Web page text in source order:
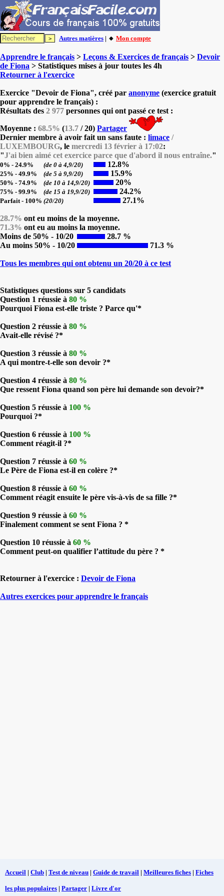
Autres matières | 🔸 Mon compte
Apprendre le français > Leçons & Exercices de français > Devoir
de Fiona > Statistiques mises à jour toutes les 4h
Retourner à l'exercice
Exercice "Devoir de Fiona", créé par anonyme (exercice gratuit
pour apprendre le français) :
Résultats des 2 977 personnes qui ont passé ce test :
Moyenne : 68.5% (13.7 / 20) Partager
Dernier membre à avoir fait un sans faute : limace /
LUXEMBOURG, le mercredi 13 février à 17:02:
"J'ai bien aimé cet exercice parce que d'abord il nous entraîne."
0% - 24.9% (de 0 à 4,9/20) 12.8%
25% - 49.9% (de 5 à 9,9/20) 15.9%
50% - 74.9% (de 10 à 14,9/20) 20%
75% - 99.9% (de 15 à 19,9/20) 24.2%
Parfait - 100% (20/20) 27.1%
28.7% ont eu moins de la moyenne.
71.3% ont eu au moins la moyenne.
Moins de 50% - 10/20
28.7 %
Au moins 50% - 10/20
71.3 %
Tous les membres qui ont obtenu un 20/20 à ce test
Statistiques questions sur 5 candidats
Question 1 réussie à 80 %
Pourquoi Fiona est-elle triste ? Parce qu'*
Question 2 réussie à 80 %
Avait-elle révisé ?*
Question 3 réussie à 80 %
A qui montre-t-elle son devoir ?*
Question 4 réussie à 80 %
Que ressent Fiona quand son père lui demande son devoir?*
Question 5 réussie à 100 %
Pourquoi ?*
Question 6 réussie à 100 %
Comment réagit-il ?*
Question 7 réussie à 60 %
Le Père de Fiona est-il en colère ?*
Question 8 réussie à 60 %
Comment réagit ensuite le père vis-à-vis de sa fille ?*
Question 9 réussie à 60 %
Finalement comment se sent Fiona ? *
Question 10 réussie à 60 %
Comment peut-on qualifier l’attitude du père ? *
Retourner à l'exercice : Devoir de Fiona
Autres exercices pour apprendre le français
Accueil | Club | Test de niveau | Guide de travail | Meilleures fiches | Fiches
les plus populaires | Partager | Livre d'or